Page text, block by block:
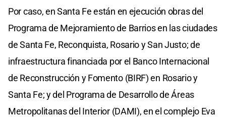
Por caso, en Santa Fe están en ejecución obras del
Programa de Mejoramiento de Barrios en las ciudades
de Santa Fe, Reconquista, Rosario y San Justo; de
infraestructura financiada por el Banco Internacional
de Reconstrucción y Fomento (BIRF) en Rosario y
Santa Fe; y del Programa de Desarrollo de Áreas
Metropolitanas del Interior (DAMI), en el complejo Eva